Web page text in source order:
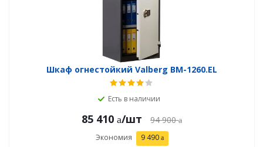
Шкаф огнестойкий Valberg BM-1260.EL
Есть в наличии
85 410 /шт 94 900
Экономия 9 490